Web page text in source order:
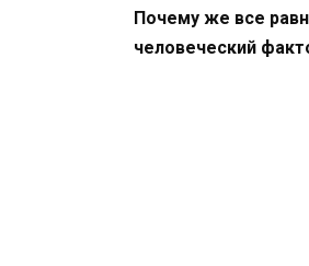
Почему же все
человеческий